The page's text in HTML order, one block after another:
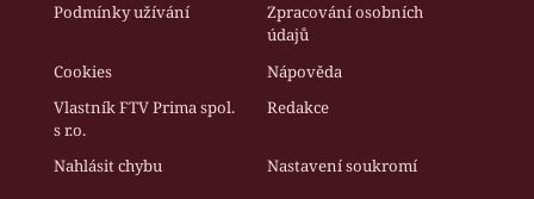
Podmínky užívání
Zpracování osobních
údajů
Cookies
Nápověda
Vlastník FTV Prima spol.
s r.o.
Redakce
Nahlásit chybu Nastavení soukromí